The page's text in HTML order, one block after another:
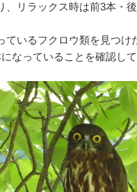
、リラックス時は前3本・
ているフクロウ類を見つけ
なっていることを確認し